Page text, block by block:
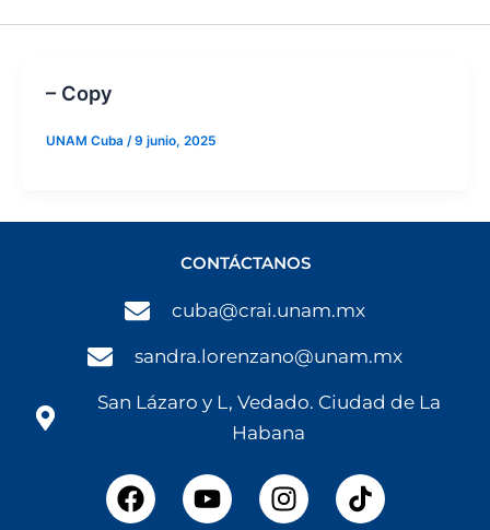
– Copy
UNAM Cuba /9 junio, 2025
CONTÁCTANOS
cuba@crai.unam.mx
sandra.lorenzano@unam.mx
San Lázaro y L, Vedado. Ciudad de La
Habana
F
a
Y
o
I
n